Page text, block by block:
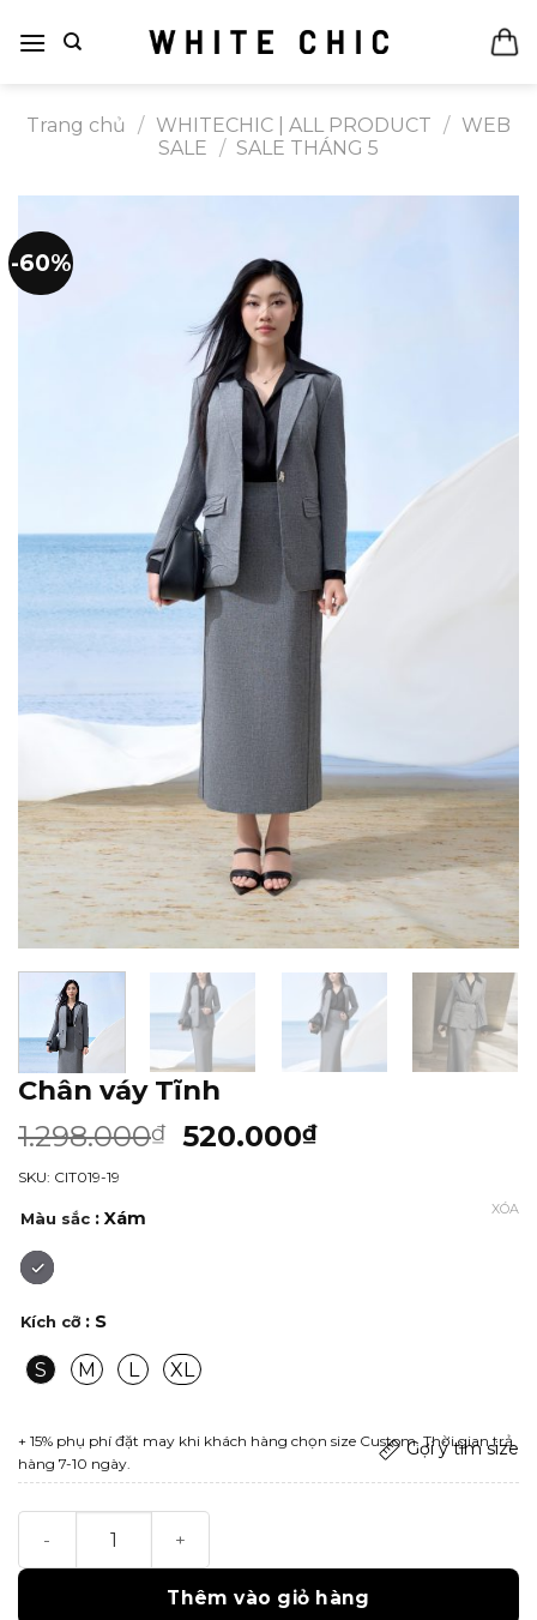
qua
Trang chủ
/ WHITECHIC | ALL PRODUCT / WEB
SALE / SALE THÁNG 5
-60%
Chân váy Tĩnh
1.298.000₫ 520.000₫
SKU: CIT019-19
Màu sắc : Xám
Kích cỡ : S
S M L XL
XÓA
+ 15% phụ phí đặt may khi khách hàng chọn size Custom. Thời gian trả
hàng 7-10 ngày.
Gợi ý tìm size
Thêm vào giỏ hàng